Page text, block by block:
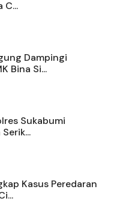
C...
Dampingi
Bina Si...
Sukabumi
Kasus Peredaran